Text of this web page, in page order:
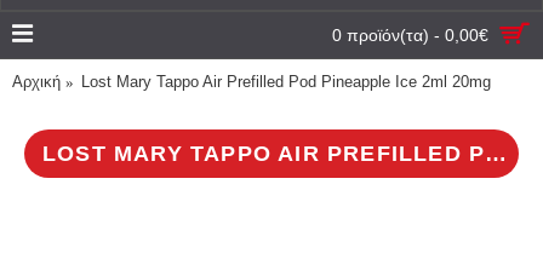
0 προϊόν(τα) - 0,00€
Αρχική Lost Mary Tappo Air Prefilled Pod Pineapple Ice 2ml 20mg
LOST MARY TAPPO AIR PREFILLED POD PINEAPPLE ICE 2ML 20MG